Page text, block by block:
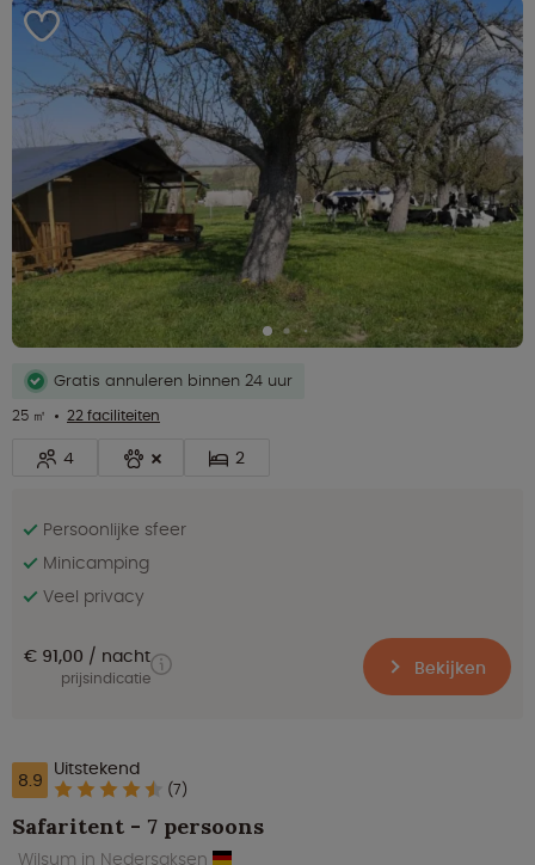
Gratis annuleren binnen 24 uur
25 ㎡
22 faciliteiten
4 2
Persoonlijke sfeer
Minicamping
Veel privacy
€ 91,00 nacht
prijsindicatie Bekijken
8.9 Uitstekend
(7)
Safaritent - 7 persoons
Wilsum in Nedersaksen